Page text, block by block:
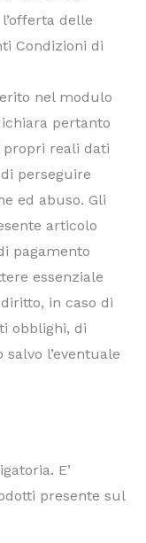
delle
Condizioni di
nel modulo
pertanto
propri reali dati
perseguire
ed abuso. Gli
articolo
pagamento
essenziale
in caso di
obblighi, di
l’eventuale
E’
presente sul